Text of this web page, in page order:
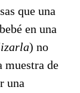
que una
en una
) no
muestra de
una